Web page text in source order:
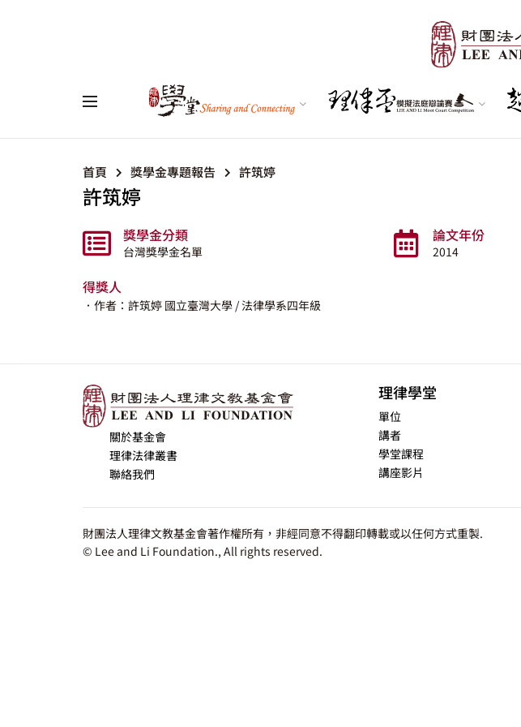
首頁 獎學金專題報告 許筑婷
許筑婷
獎學金分類
台灣獎學金名單
論文年份
2014
得獎人
．作者：許筑婷 國立臺灣大學 / 法律學系四年級
關於基金會
理律法律叢書
聯絡我們
理律學堂
單位
講者
學堂課程
講座影片
財團法人理律文教基金會著作權所有，非經同意不得翻印轉載或以任何方式重製.
© Lee and Li Foundation., All rights reserved.